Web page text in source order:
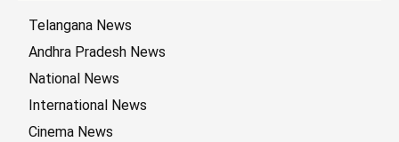
Telangana News
Andhra Pradesh News
National News
International News
Cinema News